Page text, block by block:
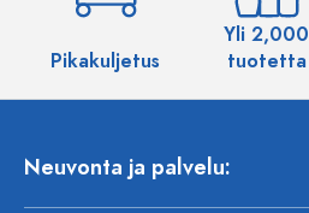
Pikakuljetus
Yli 2,000
tuotetta
Neuvonta ja palvelu: